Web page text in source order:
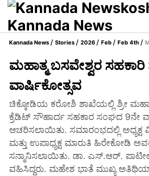
Kannada News Stories 2026 Feb Feb 4th
ಮಹಾತ್ಮ ಬಸವೇಶ್ವರ
ವಾರ್ಷಿಕೋತ್ಸವ
ಚಿಕ್ಕೋಡಿಯ ಕರೋಶಿ ಶಾಖೆಯಲ್ಲಿ ಶ್ರೀ
ಕ್ರೆಡಿಟ್‌ ಸೌಹಾರ್ದ ಸಹಕಾರ ಸಂಘದ 9ನೇ
ಆಚರಿಸಲಾಯಿತು. ಸಮಾರಂಭದಲ್ಲಿ
ಮತ್ತು ಉಪಾಧ್ಯಕ್ಷ ಮಾರುತಿ ಹಿರೇಕೋಡಿ
ಸನ್ಮಾನಿಸಲಾಯಿತು. ಡಾ. ಎಸ್‌.ಆರ್‌.
ವಹಿಸಿದ್ದರು. ಮಹೇಶ ಭಾತೆ ಮುಖ್ಯ